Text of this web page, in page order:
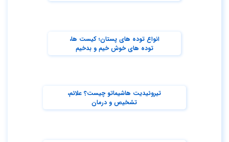
انواع توده های پستان؛ کیست ها،
توده های خوش خیم و بدخیم
تیروئیدیت هاشیماتو چیست؟ علائم،
تشخیص و درمان